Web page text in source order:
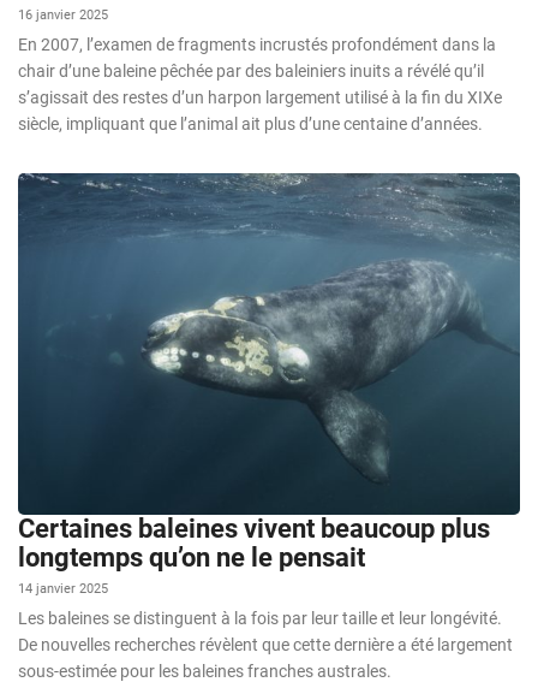
16 janvier 2025
En 2007, l’examen de fragments incrustés profondément dans la
chair d’une baleine pêchée par des baleiniers inuits a révélé qu’il
s’agissait des restes d’un harpon largement utilisé à la fin du XIXe
siècle, impliquant que l’animal ait plus d’une centaine d’années.
Certaines baleines vivent beaucoup plus
longtemps qu’on ne le pensait
14 janvier 2025
Les baleines se distinguent à la fois par leur taille et leur longévité.
De nouvelles recherches révèlent que cette dernière a été largement
sous-estimée pour les baleines franches australes.